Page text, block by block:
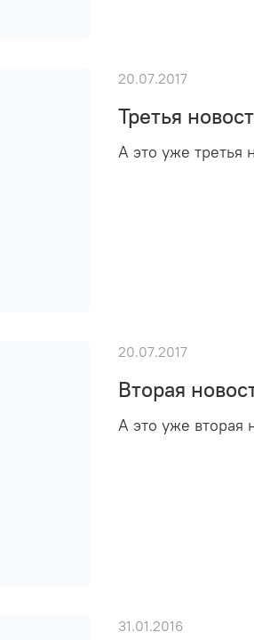
Третья
А это уже третья
20.07.2017
Вторая
А это уже вторая
20.07.2017
31.01.2016